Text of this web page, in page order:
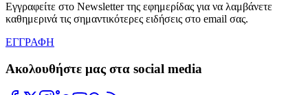
Εγγραφείτε στο Newsletter της εφημερίδας για να λαμβάνετε
καθημερινά τις σημαντικότερες ειδήσεις στο email σας.
ΕΓΓΡΑΦΗ
Ακολουθήστε μας στα social media